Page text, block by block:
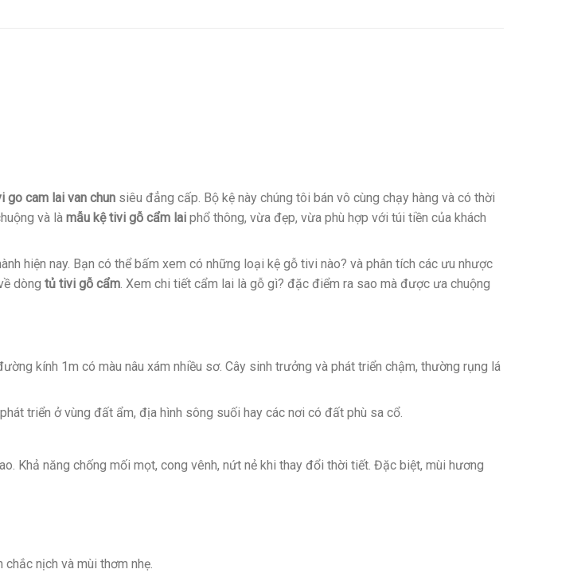
go cam lai van chun siêu đẳng cấp. Bộ kệ này chúng tôi bán vô cùng chạy hàng và có thời
và là mẫu kệ tivi gỗ cẩm lai phổ thông, vừa đẹp, vừa phù hợp với túi tiền của khách
hiện nay. Bạn có thể bấm xem có những loại kệ gỗ tivi nào? và phân tích các ưu nhược
dòng tủ tivi gỗ cẩm. Xem chi tiết cẩm lai là gỗ gì? đặc điểm ra sao mà được ưa chuộng
kính 1m có màu nâu xám nhiều sơ. Cây sinh trưởng và phát triển chậm, thường rụng lá
triển ở vùng đất ẩm, địa hình sông suối hay các nơi có đất phù sa cổ.
Khả năng chống mối mọt, cong vênh, nứt nẻ khi thay đổi thời tiết. Đặc biệt, mùi hương
nịch và mùi thơm nhẹ.